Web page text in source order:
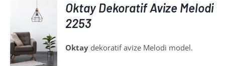
AYRINTILAR
Oktay Dekoratif Avize Melodi
2253
Oktay dekoratif avize Melodi model.